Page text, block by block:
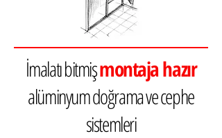
İmalatı bitmişmontaja hazır
alüminyum doğrama ve cephe
sistemleri